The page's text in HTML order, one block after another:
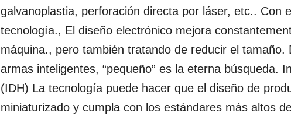
galvanoplastia, perforación directa por láser, etc.. Con
tecnología., El diseño electrónico mejora
máquina., pero también tratando de reducir el tamaño.
armas inteligentes, “pequeño” es la eterna búsqueda.
(IDH) La tecnología puede hacer que el diseño de
miniaturizado y cumpla con los estándares más altos